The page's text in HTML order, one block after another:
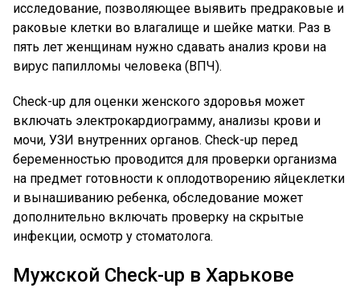
исследование, позволяющее выявить предраковые и
раковые клетки во влагалище и шейке матки. Раз в
пять лет женщинам нужно сдавать анализ крови на
вирус папилломы человека (ВПЧ).
Check-up для оценки женского здоровья может
включать электрокардиограмму, анализы крови и
мочи, УЗИ внутренних органов. Check-up перед
беременностью проводится для проверки организма
на предмет готовности к оплодотворению яйцеклетки
и вынашиванию ребенка, обследование может
дополнительно включать проверку на скрытые
инфекции, осмотр у стоматолога.
Мужской Check-up в Харькове